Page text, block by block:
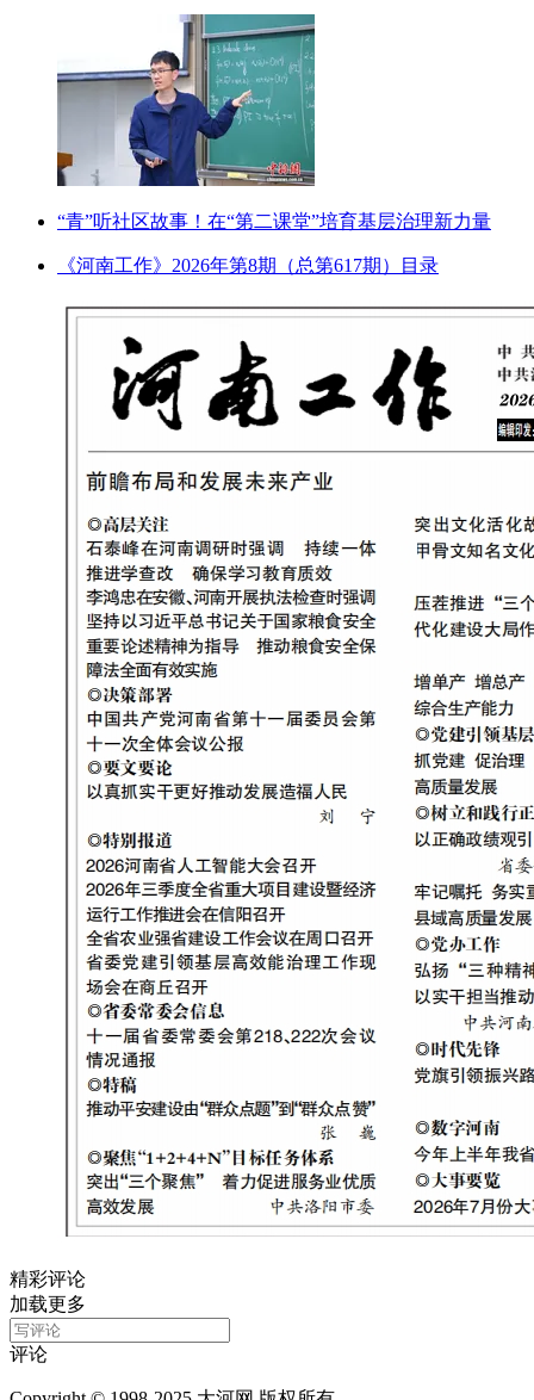
“青”听社区故事！在“第二课堂”培育基层治理新力量
《河南工作》2026年第8期（总第617期）目录
精彩评论
加载更多
评论